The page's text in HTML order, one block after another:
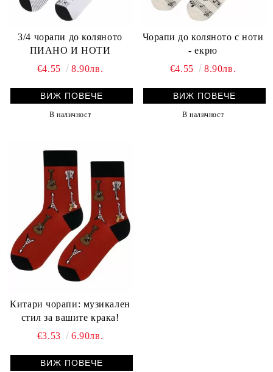
3/4 чорапи до коляното
ПИАНО И НОТИ
€4.55
8.90лв.
ВИЖ ПОВЕЧЕ
В наличност
Чорапи до коляното с ноти
- екрю
€4.55
8.90лв.
ВИЖ ПОВЕЧЕ
В наличност
Китари чорапи: музикален
стил за вашите крака!
€3.53
6.90лв.
ВИЖ ПОВЕЧЕ